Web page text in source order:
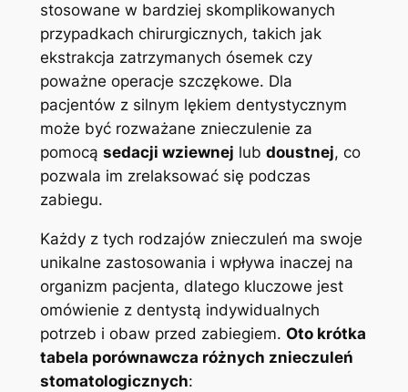
stosowane w bardziej skomplikowanych
przypadkach chirurgicznych, takich jak
ekstrakcja zatrzymanych ósemek czy
⁢poważne operacje szczękowe. Dla
pacjentów ‌z ‍silnym lękiem dentystycznym
może być rozważane znieczulenie za
pomocą sedacji​ wziewnej lub doustnej, co‍
pozwala im zrelaksować się podczas
zabiegu.
Każdy‍ z tych rodzajów⁤ znieczuleń ma swoje
unikalne zastosowania i ⁢wpływa inaczej na​
organizm pacjenta, dlatego kluczowe ‍jest
omówienie z dentystą ⁢indywidualnych
potrzeb i obaw przed zabiegiem. Oto krótka
tabela porównawcza różnych znieczuleń
stomatologicznych: